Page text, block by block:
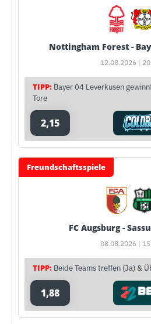
Nottingham Forest -
12.08.2026 |
TIPP: Bayer 04 Leverkusen
Tore
2,15
Freundschaftsspiele
FC Augsburg -
08.08.2026 |
TIPP: Beide Teams treffen (Ja) &
1,88